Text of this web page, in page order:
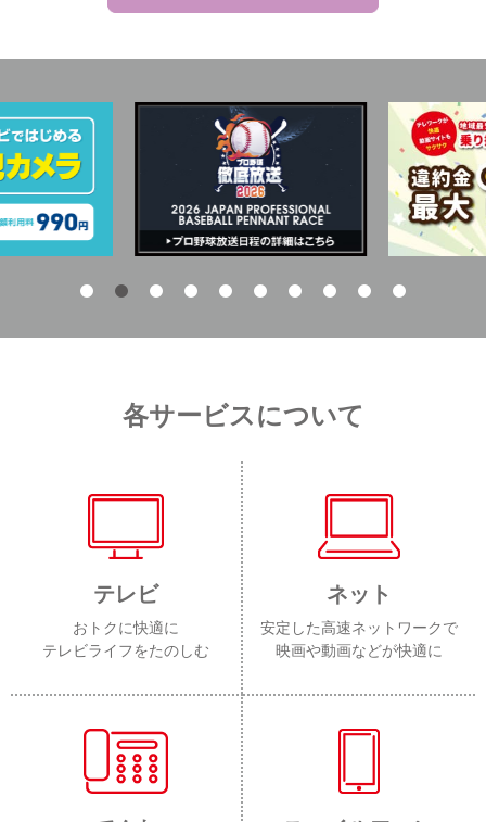
各サービスについて
テレビ
おトクに快適に
テレビライフをたのしむ
ネット
安定した高速ネットワークで
映画や動画などが快適に